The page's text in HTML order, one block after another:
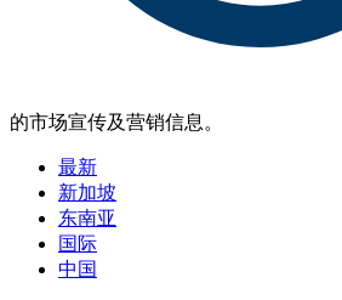
的市场宣传及营销信息。
最新
新加坡
东南亚
国际
中国